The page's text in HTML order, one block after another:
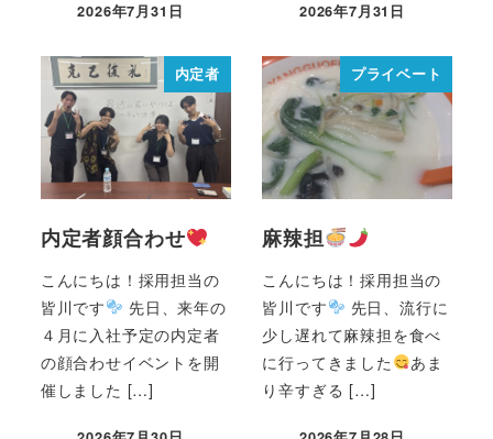
2026年7月31日 2026年7月31日
内定者
内定者顔合わせ
こんにちは！採用担当の
皆川です
先日、来年の
４月に入社予定の内定者
の顔合わせイベントを開
催しました […]
プライベート
麻辣担
こんにちは！採用担当の
皆川です
先日、流行に
少し遅れて麻辣担を食べ
に行ってきました
あま
り辛すぎる […]